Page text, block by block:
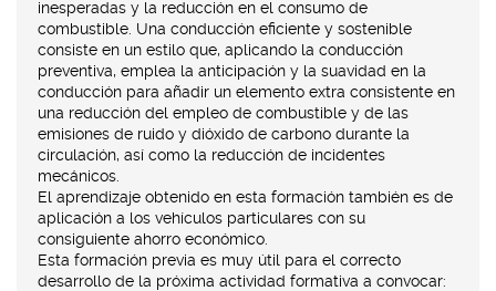
inesperadas y la reducción en el consumo de
combustible. Una conducción eficiente y sostenible
consiste en un estilo que, aplicando la conducción
preventiva, emplea la anticipación y la suavidad en la
conducción para añadir un elemento extra consistente en
una reducción del empleo de combustible y de las
emisiones de ruido y dióxido de carbono durante la
circulación, así como la reducción de incidentes
mecánicos.
El aprendizaje obtenido en esta formación también es de
aplicación a los vehículos particulares con su
consiguiente ahorro económico.
Esta formación previa es muy útil para el correcto
desarrollo de la próxima actividad formativa a convocar: